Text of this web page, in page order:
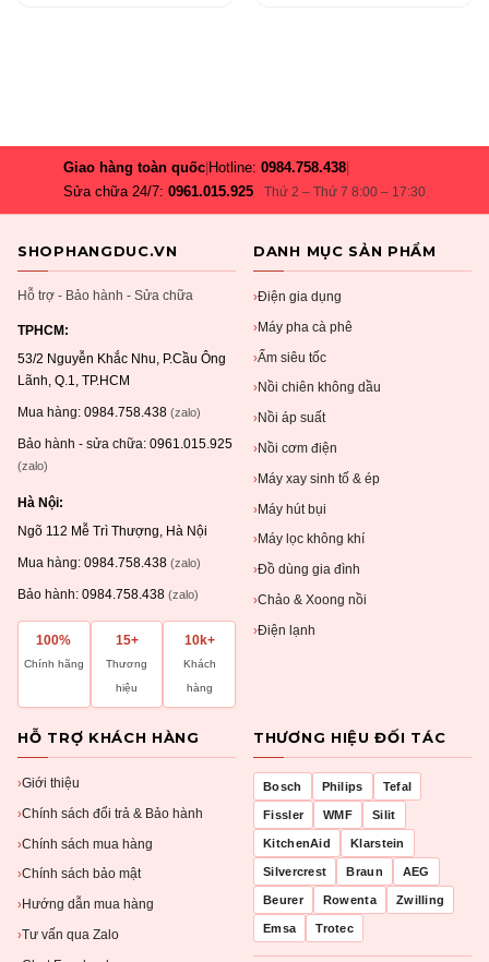
Giao hàng toàn quốc Hotline:0984.758.438
Sửa chữa 24/7:0961.015.925 Thứ 2 – Thứ 7 8:00 – 17:30
SHOPHANGDUC.VN
Hỗ trợ - Bảo hành - Sửa chữa
TPHCM:
53/2 Nguyễn Khắc Nhu, P.Cầu Ông
Lãnh, Q.1, TP.HCM
Mua hàng: 0984.758.438 (zalo)
Bảo hành - sửa chữa: 0961.015.925
(zalo)
Hà Nội:
Ngõ 112 Mễ Trì Thượng, Hà Nội
Mua hàng: 0984.758.438 (zalo)
Bảo hành: 0984.758.438 (zalo)
100%
Chính hãng
15+
Thương
hiệu
10k+
Khách
hàng
DANH MỤC SẢN PHẨM
›Điện gia dụng
›Máy pha cà phê
›Ấm siêu tốc
› Nồi chiên không dầu
› Nồi áp suất
› Nồi cơm điện
›Máy xay sinh tố & ép
›Máy hút bụi
› Máy lọc không khí
›Đồ dùng gia đình
›Chảo & Xoong nồi
›Điện lạnh
HỖ TRỢ KHÁCH HÀNG
›Giới thiệu
›Chính sách đổi trả & Bảo hành
›Chính sách mua hàng
›Chính sách bảo mật
› Hướng dẫn mua hàng
›Tư vấn qua Zalo
THƯƠNG HIỆU ĐỐI TÁC
Bosch Philips Tefal
Fissler WMF Silit
KitchenAid Klarstein
Silvercrest Braun AEG
Beurer Rowenta Zwilling
Emsa Trotec